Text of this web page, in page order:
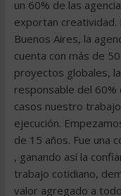
un 60% de las
exportan creatividad.
Buenos Aires, la
cuenta con más de
proyectos globales,
responsable del 60%
casos nuestro
ejecución.
de 15 años. Fue una
, ganando así la
trabajo cotidiano,
valor agregado a